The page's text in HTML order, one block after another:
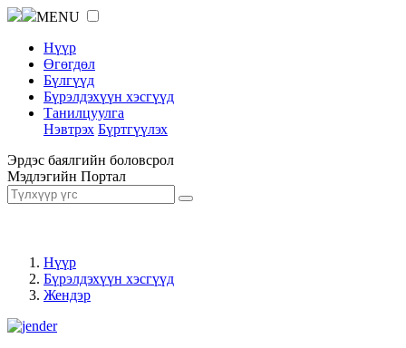
MENU
Нүүр
Өгөгдөл
Бүлгүүд
Бүрэлдэхүүн хэсгүүд
Танилцуулга
Нэвтрэх Бүртгүүлэх
Эрдэс баялгийн боловсрол
Мэдлэгийн Портал
Нүүр
Бүрэлдэхүүн хэсгүүд
Жендэр